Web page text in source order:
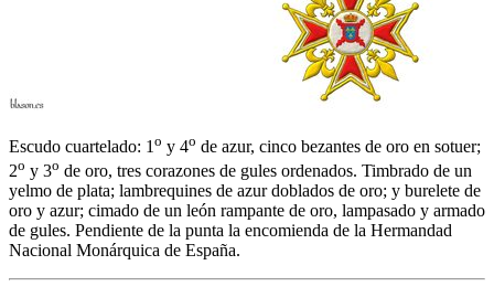
Escudo cuartelado: 1 o y 4o de azur, cinco bezantes de oro en sotuer;
2o y 3o de oro, tres corazones de gules ordenados. Timbrado de un
yelmo de plata; lambrequines de azur doblados de oro; y burelete de
oro y azur; cimado de un león rampante de oro, lampasado y armado
de gules. Pendiente de la punta la encomienda de la Hermandad
Nacional Monárquica de España.